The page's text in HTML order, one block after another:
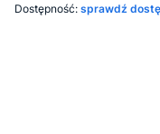
Dostępność: sprawdź